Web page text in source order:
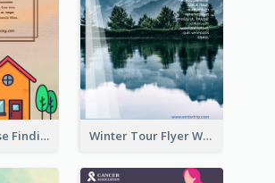
Graphic House Finding Flyer In Warm Colour Tone Winter Tour Flyer With Photo Of Snow Mountain